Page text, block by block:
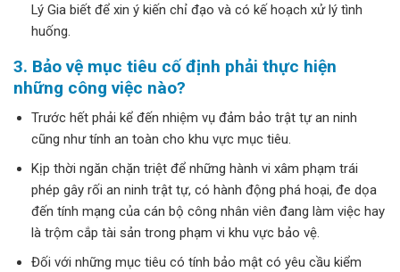
Lý Gia biết để xin ý kiến chỉ đạo và có kế hoạch xử lý tình
huống.
3. Bảo vệ mục tiêu cố định phải thực hiện
những công việc nào?
Trước hết phải kể đến nhiệm vụ đảm bảo trật tự an ninh
cũng như tính an toàn cho khu vực mục tiêu.
Kịp thời ngăn chặn triệt để những hành vi xâm phạm trái
phép gây rối an ninh trật tự, có hành động phá hoại, đe dọa
đến tính mạng của cán bộ công nhân viên đang làm việc hay
là trộm cắp tài sản trong phạm vi khu vực bảo vệ.
Đối với những mục tiêu có tính bảo mật có yêu cầu kiểm